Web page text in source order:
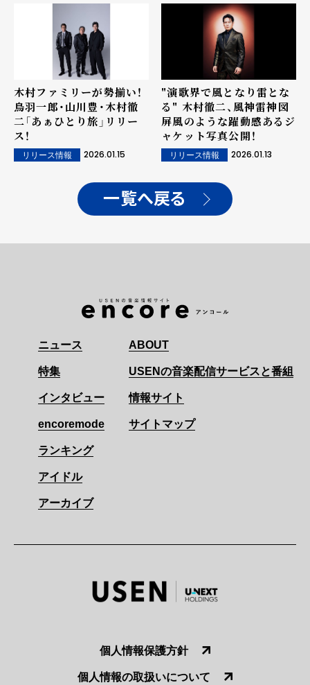
木村ファミリーが勢揃い！
鳥羽一郎・山川豊・木村徹
二「あぁひとり旅」リリー
ス！
リリース情報 2026.01.15
"演歌界で風となり雷とな
る" 木村徹二、風神雷神図
屏風のような躍動感あるジ
ャケット写真公開！
リリース情報 2026.01.13
一覧へ戻る
ニュース
特集
インタビュー
encoremode
ランキング
アイドル
アーカイブ
ABOUT
USENの音楽配信サービスと番組
情報サイト
サイトマップ
個人情報保護方針
個人情報の取扱いについて